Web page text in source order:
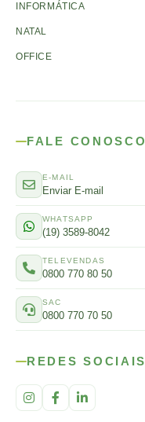
INFORMÁTICA
NATAL
OFFICE
FALE CONOSCO
E-MAIL
Enviar E-mail
WHATSAPP
(19) 3589-8042
TELEVENDAS
0800 770 80 50
SAC
0800 770 70 50
REDES SOCIAIS